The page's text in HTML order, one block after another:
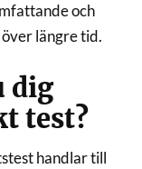
och
längre tid.
dig
test?
handlar till